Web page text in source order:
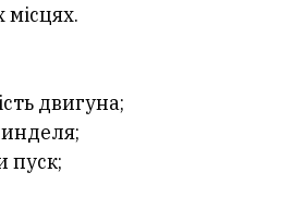
двигуна;
пуск;